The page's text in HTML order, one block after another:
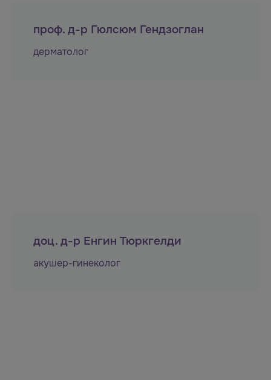
проф. д-р Гюлсюм Гендзоглан
дерматолог
доц. д-р Енгин Тюркгелди
акушер-гинеколог